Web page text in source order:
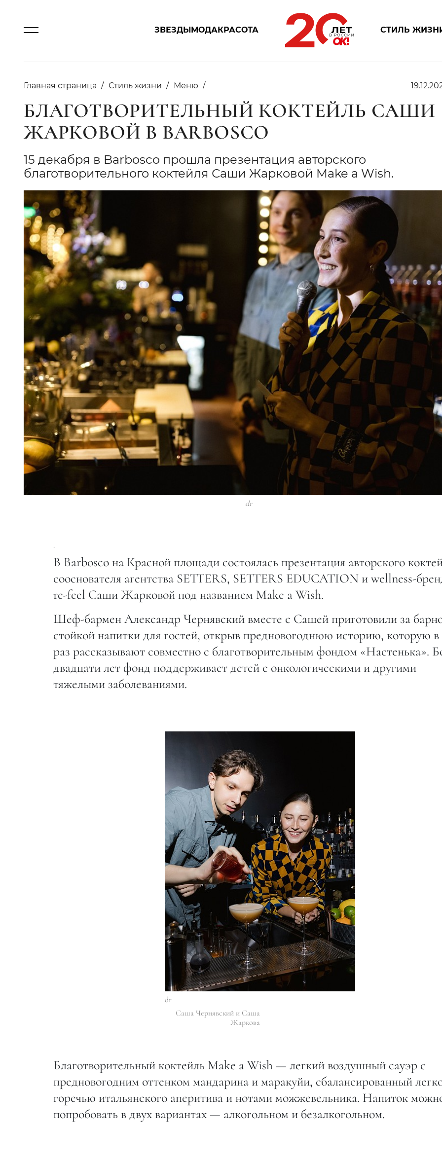
ЗВЕЗДЫМОДАКРАСОТА СТИЛЬ
Главная страница Стиль жизни Меню
БЛАГОТВОРИТЕЛЬНЫЙ КОКТЕЙЛЬ САШИ
ЖАРКОВОЙ В BARBOSCO
15 декабря в Barbosco прошла презентация авторского
благотворительного коктейля Саши Жарковой Make a Wish.
dr
.
В Barbosco на Красной площади состоялась презентация авторского
сооснователя агентства SETTERS, SETTERS EDUCATION и wellness-
re-feel Саши Жарковой под названием Make a Wish.
Шеф-бармен Александр Чернявский вместе с Сашей приготовили за
стойкой напитки для гостей, открыв предновогоднюю историю, которую в
раз рассказывают совместно с благотворительным фондом «Настенька».
двадцати лет фонд поддерживает детей с онкологическими и другими
тяжелыми заболеваниями.
dr
Саша Чернявский и Саша
Жаркова
Благотворительный коктейль Make a Wish — легкий воздушный сауэр с
предновогодним оттенком мандарина и маракуйи, сбалансированный
горечью итальянского аперитива и нотами можжевельника. Напиток
попробовать в двух вариантах — алкогольном и безалкогольном.